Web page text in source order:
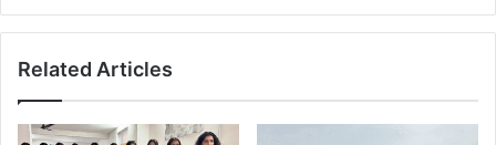
Related Articles